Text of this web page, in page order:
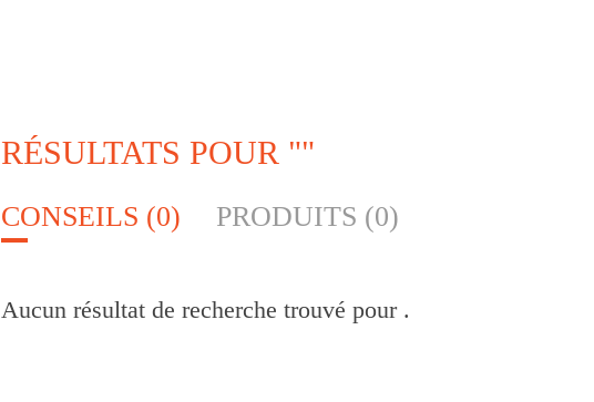
RÉSULTATS POUR ""
CONSEILS (0) PRODUITS (0)
Aucun résultat de recherche trouvé pour .